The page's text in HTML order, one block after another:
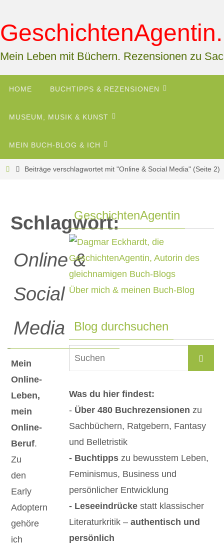
Inhalt
springen
Mein Leben mit Büchern. Rezensionen zu
InhaltHOME BUCHTIPPS & REZENSIONEN
MUSEUM, MUSIK & KUNST
MEIN BUCH-BLOG & ICH
StartBeiträge verschlagwortet mit "Online & Social Media" (Seite 2)
Schlagwort:
Online &
Social
Media
Mein
Online-
Leben,
mein
Online-
Beruf.
Zu
den
Early
Adoptern
gehöre
ich
GeschichtenAgentin
Über mich & meinen Buch-Blog
Blog durchsuchen
Suchen
Was du hier findest:
- Über 480 Buchrezensionen zu
Sachbüchern, Ratgebern, Fantasy
und Belletristik
- Buchtipps zu bewusstem Leben,
Feminismus, Business und
persönlicher Entwicklung
- Leseeindrücke statt klassischer
Literaturkritik – authentisch und
persönlich